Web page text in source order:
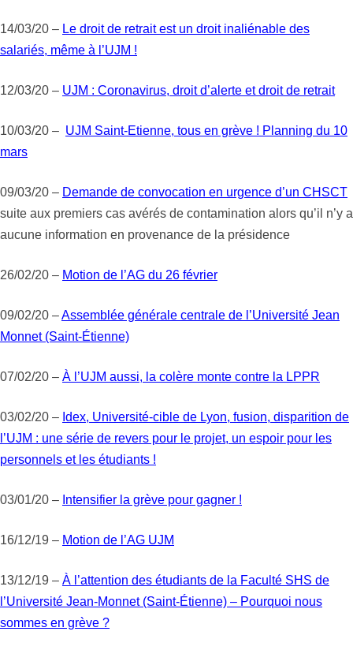
14/03/20 – Le droit de retrait est un droit inaliénable des
salariés, même à l’UJM !
12/03/20 – UJM : Coronavirus, droit d’alerte et droit de retrait
10/03/20 – UJM Saint-Etienne, tous en grève ! Planning du 10
mars
09/03/20 – Demande de convocation en urgence d’un CHSCT
suite aux premiers cas avérés de contamination alors qu’il n’y a
aucune information en provenance de la présidence
26/02/20 – Motion de l’AG du 26 février
09/02/20 –Assemblée générale centrale de l’Université Jean
Monnet (Saint-Étienne)
07/02/20 – À l’UJM aussi, la colère monte contre la LPPR
03/02/20 – Idex, Université-cible de Lyon, fusion, disparition de
l’UJM : une série de revers pour le projet, un espoir pour les
personnels et les étudiants !
03/01/20 – Intensifier la grève pour gagner !
16/12/19 – Motion de l’AG UJM
13/12/19 – À l’attention des étudiants de la Faculté SHS de
l’Université Jean-Monnet (Saint-Étienne) – Pourquoi nous
sommes en grève ?